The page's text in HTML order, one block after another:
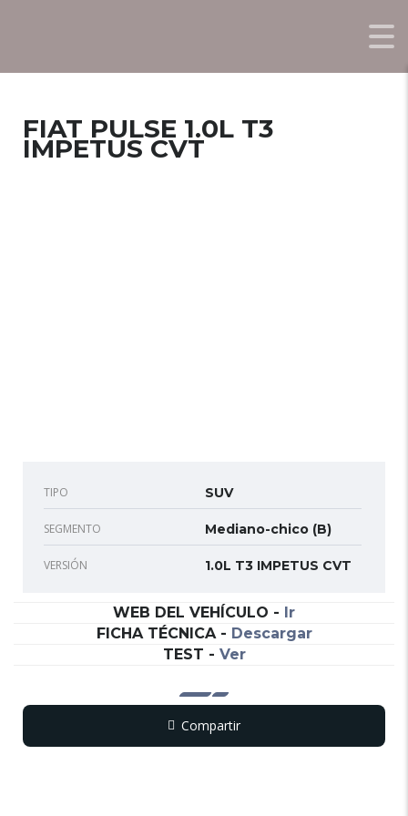
FIAT PULSE 1.0L T3
IMPETUS CVT
TIPO SUV
SEGMENTO Mediano-chico (B)
VERSIÓN 1.0L T3 IMPETUS CVT
WEB DEL VEHÍCULO - Ir
FICHA TÉCNICA- Descargar
TEST - Ver
Compartir
CopyWhatsApp
Messenger
Email
Print